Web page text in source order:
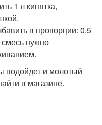
1 л кипятка,
в пропорции: 0,5
нужно
подойдет и молотый
в магазине.